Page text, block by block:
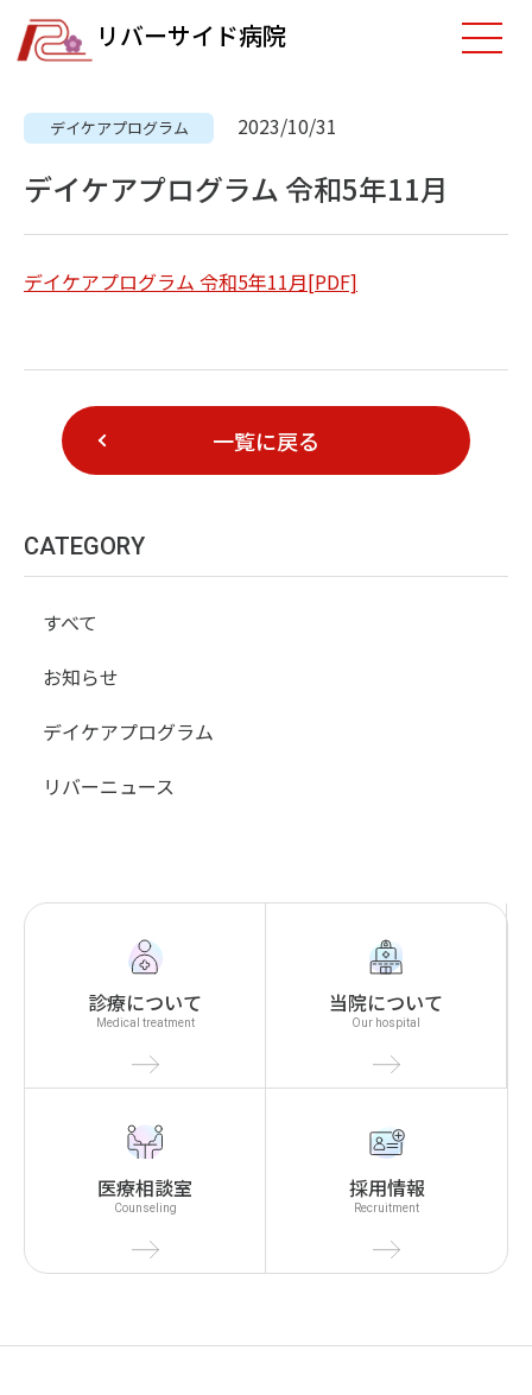
リバーサイド病院
デイケアプログラム 2023/10/31
デイケアプログラム 令和5年11月
デイケアプログラム 令和5年11月[PDF]
一覧に戻る
CATEGORY
すべて
お知らせ
デイケアプログラム
リバーニュース
診療について
Medical treatment
当院について
Our hospital
医療相談室
Counseling
採用情報
Recruitment